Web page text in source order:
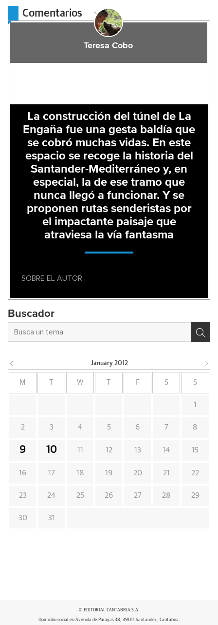
Comentarios
Teresa Cobo
La construcción del túnel de La
Engaña fue una gesta baldía que
se cobró muchas vidas. En este
espacio se recoge la historia del
Santander-Mediterráneo y, en
especial, la de ese tramo que
nunca llegó a funcionar. Y se
proponen rutas senderistas por
el impactante paisaje que
atraviesa la vía fantasma
SOBRE EL AUTOR
Buscador
January 2012
M T W T F S S
1
2 3 4 5 6 7 8
9 10 11 12 13 14 15
16 17 18 19 20 21 22
23 24 25 26 27 28 29
30 31
© EDITORIAL CANTABRIA S.A.
Domicilio social en Avenida de Parayas 38, 39011 Santander , Cantabria.